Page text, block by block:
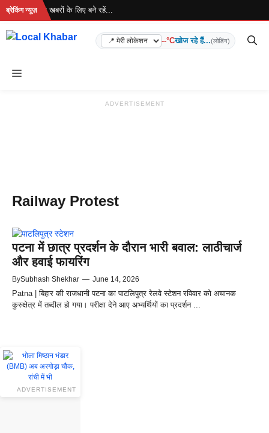
Skip
content
ब्रेकिंग न्यूज़
रहा है... ताज़ा खबरों के लिए बने रहें...
--°Cखोज रहे हैं...(लोडिंग)
Menu
ADVERTISEMENT
Railway Protest
पटना में छात्र प्रदर्शन के दौरान भारी बवाल: लाठीचार्ज
और हवाई फायरिंग
BySubhash Shekhar — June 14, 2026
Patna | बिहार की राजधानी पटना का पाटलिपुत्र रेलवे स्टेशन रविवार को अचानक
कुरुक्षेत्र में तब्दील हो गया। परीक्षा देने आए अभ्यर्थियों का प्रदर्शन ...
ADVERTISEMENT